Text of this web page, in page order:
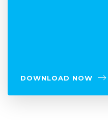
DOWNLOAD NOW